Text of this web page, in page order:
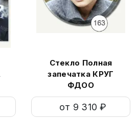
Стекло Полная
запечатка КРУГ
ФДОО
от 9 310 ₽